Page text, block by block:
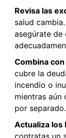
Revisa las
salud
asegúrate de
Combina
cubre la
incendio o
mientras aún
por separado.
Actualiza los